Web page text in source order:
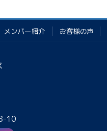
メンバー紹介 お客様の声
10